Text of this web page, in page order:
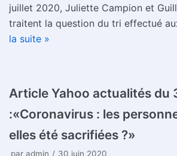
juillet 2020, Juliette Campion et
traitent la question du tri effectué
la suite »
Article Yahoo actualités du
:«Coronavirus : les
elles été sacrifiées ?»
par admin 30 juin 2020